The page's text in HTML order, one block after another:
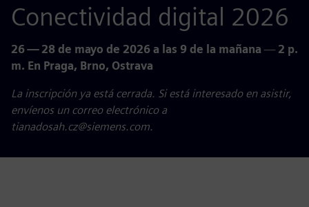
Conectividad digital 2026
26 — 28 de mayo de 2026 a las 9 de la mañana— 2 p.
m. En Praga, Brno, Ostrava
La inscripción ya está cerrada. Si está interesado en asistir,
envíenos un correo electrónico a
tianadosah.cz@siemens.com.